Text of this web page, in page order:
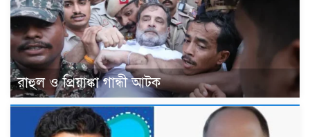
রাহুল ও প্রিয়াঙ্কা গান্ধী আটক